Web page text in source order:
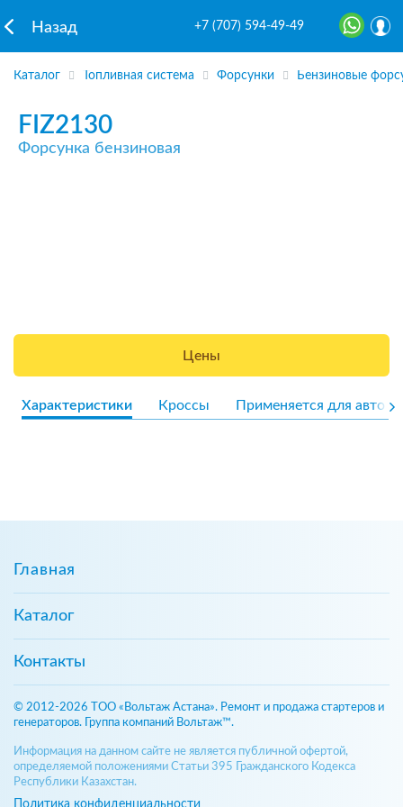
Назад +7 (707) 594-49-49
Каталог Топливная система Форсунки Бензиновые
FIZ2130
Форсунка бензиновая
Цены
Характеристики Кроссы Применяется для авто
Главная
Каталог
Контакты
© 2012-2026 ТОО «Вольтаж Астана». Ремонт и продажа стартеров и
генераторов. Группа компаний Вольтаж™.
Информация на данном сайте не является публичной офертой,
определяемой положениями Статьи 395 Гражданского Кодекса
Республики Казахстан.
Политика конфиденциальности